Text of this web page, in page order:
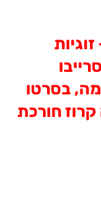
בסרטו
חורכת